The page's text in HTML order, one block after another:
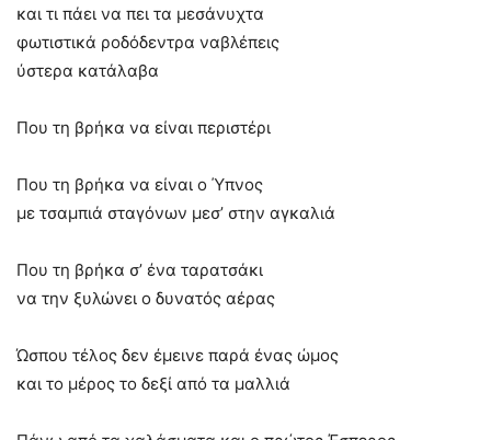
και τι πάει να πει τα μεσάνυχτα
φωτιστικά ροδόδεντρα ναβλέπεις
ύστερα κατάλαβα
Που τη βρήκα να είναι περιστέρι
Που τη βρήκα να είναι ο Ύπνος
με τσαμπιά σταγόνων μεσ’ στην αγκαλιά
Που τη βρήκα σ’ ένα ταρατσάκι
να την ξυλώνει ο δυνατός αέρας
Ώσπου τέλος δεν έμεινε παρά ένας ώμος
και το μέρος το δεξί από τα μαλλιά